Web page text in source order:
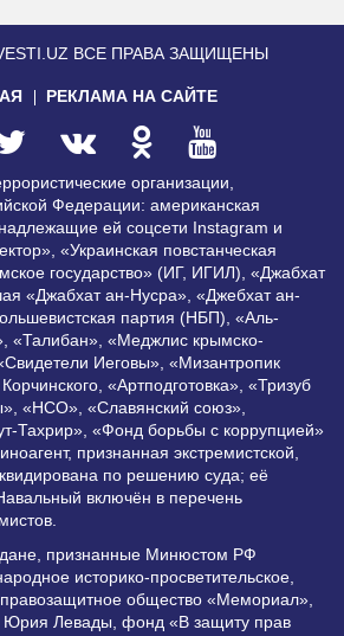
ВСЕ ПРАВА ЗАЩИЩЕНЫ
РЕКЛАМА НА САЙТЕ
организации,
Федерации: американская
ей соцсети Instagram и
«Украинская повстанческая
государство» (ИГ, ИГИЛ), «Джабхат
«Джабхат ан-Нусра», «Джебхат ан-
партия (НБП), «Аль-
«Меджлис крымско-
Иеговы», «Мизантропик
«Артподготовка», «Тризуб
«НСО», «Славянский союз»,
Тахрир», «Фонд борьбы с коррупцией»
признанная экстремистской,
по решению суда; её
включён в перечень
признанные Минюстом РФ
историко-просветительское,
правозащитное общество «Мемориал»,
Юрия Левады, фонд «В защиту прав